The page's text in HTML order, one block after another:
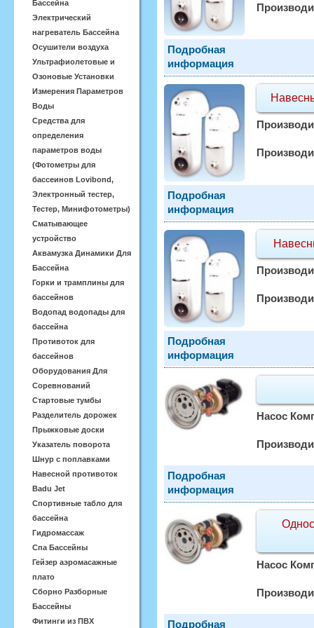
Бассейна
Электрический
нагреватель Бассейна
Осушители воздуха
Ультрафиолетовые и
Озоновые Установки
Измерения Параметров
Воды
Средства для
определения
параметров воды
(Фотометры для
бассеинов Lovibond,
Электронный тестер,
Тестер, Минифотометры)
Сматывающее
устройство
Аквамузка Динамики Для
Бассейна
Горки и трамплины для
бассейнов
Водопад водопады для
бассейна
Противоток для
бассейнов
Оборудования Для
Соревнований
Стартовые тумбы
Разделитель дорожек
Прыжковые доски
Указатель поворота
Шнур с поплавками
Навесной противоток
Badu Jet
Спортивные табло для
бассейна
Гидромассаж
Спа Бассейны
Гейзер аэромасажные
плато
Сборно Разборные
Бассейны
Фитинги из ПВХ
Подробная
информация
Подробная
информация
Подробная
информация
Насос
Подробная
информация
Насос
Подробная